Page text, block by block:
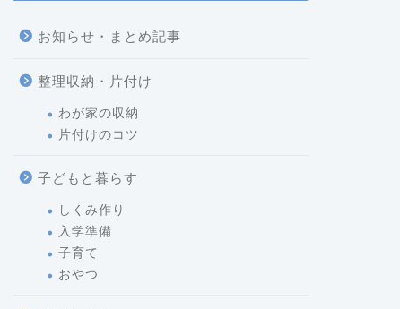
お知らせ・まとめ記事
整理収納・片付け
わが家の収納
片付けのコツ
子どもと暮らす
しくみ作り
入学準備
子育て
おやつ